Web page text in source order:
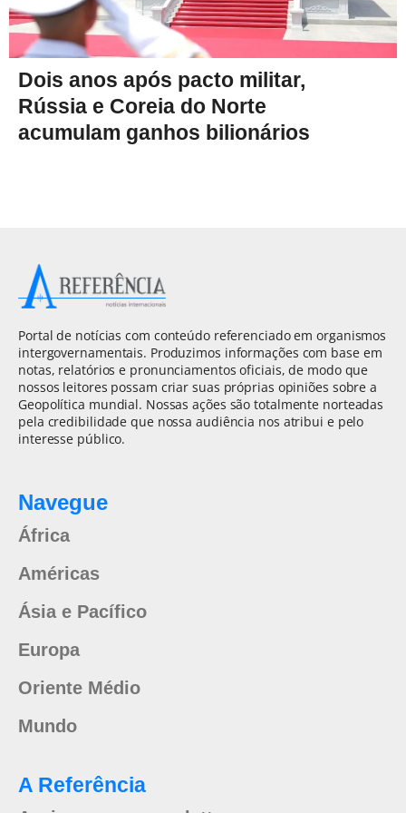
Dois anos após pacto militar,
Rússia e Coreia do Norte
acumulam ganhos bilionários
Portal de notícias com conteúdo referenciado em organismos
intergovernamentais. Produzimos informações com base em
notas, relatórios e pronunciamentos oficiais, de modo que
nossos leitores possam criar suas próprias opiniões sobre a
Geopolítica mundial. Nossas ações são totalmente norteadas
pela credibilidade que nossa audiência nos atribui e pelo
interesse público.
Navegue
África
Américas
Ásia e Pacífico
Europa
Oriente Médio
Mundo
A Referência